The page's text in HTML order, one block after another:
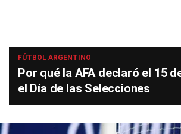
FÚTBOL ARGENTINO
Por qué la AFA declaró el 15
el Día de las Selecciones